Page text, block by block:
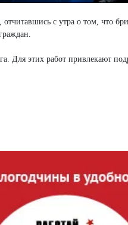
с утра о том, что
Для этих работ привлекают